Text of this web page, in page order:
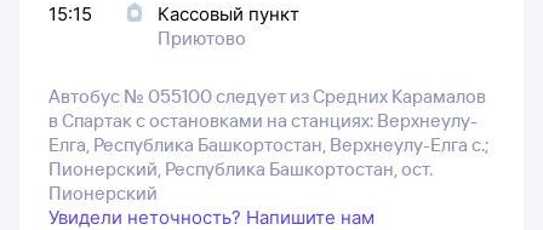
15:15
Кассовый пункт
Приютово
Автобус № 055100 следует из Средних Карамалов
в Спартак с остановками на станциях: Верхнеулу-
Елга, Республика Башкортостан, Верхнеулу-Елга с.;
Пионерский, Республика Башкортостан, ост.
Пионерский
Увидели неточность? Напишите нам